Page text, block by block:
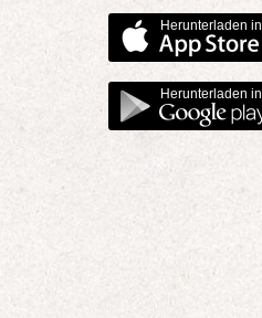
Herunterladen in
Herunterladen in